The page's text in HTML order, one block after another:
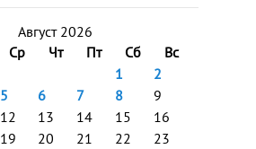
Август 2026
Ср Чт Пт Сб
Вс
1
2
5 6 7 8
9
12 13 14 15
16
19 20 21 22
23